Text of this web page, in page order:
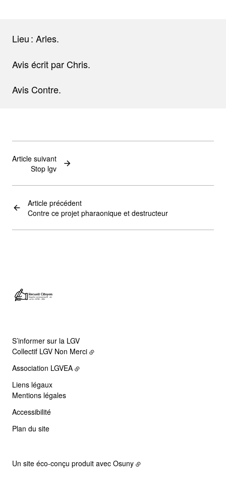
Lieu : Arles.
Avis écrit par Chris.
Avis Contre.
Article précédent
Contre ce projet pharaonique et destructeur
Article suivant
Stop lgv
S’informer sur la LGV
Collectif LGV Non Merci
Association LGVEA
Liens légaux
Mentions légales
Accessibilité
Plan du site
Un site éco-conçu produit avec Osuny